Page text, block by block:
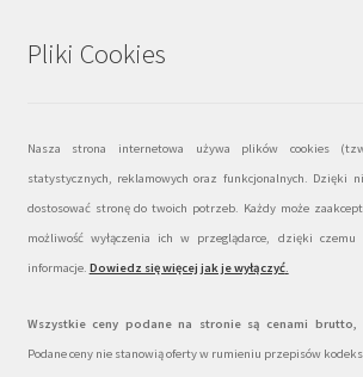
Pliki Cookies
Nasza strona internetowa używa plików cookies
statystycznych, reklamowych oraz funkcjonalnych. Dzięki
dostosować stronę do twoich potrzeb. Każdy może
możliwość wyłączenia ich w przeglądarce, dzięki
informacje. Dowiedz się więcej jak je wyłączyć.
Wszystkie ceny podane na stronie są cenami brutto,
Podane ceny nie stanowią oferty w rumieniu przepisów